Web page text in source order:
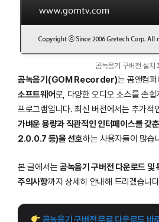
곰녹음기 구버전 설치
곰녹음기(GOM Recorder)는 곰앤컴
소프트웨어로, 다양한 오디오 소스를 손
프로그램입니다. 최신 버전에서는 추가적
가벼운 용량과 직관적인 인터페이스를
2.0.0.7 등)을 선호하는 사용자들이 많습
본 글에서는 곰녹음기 구버전 다운로드 및
주의사항까지 상세히 안내해 드리겠습니
곰녹음기 구버전 무료 다운로드 바